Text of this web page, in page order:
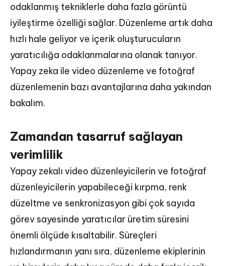
odaklanmış tekniklerle daha fazla görüntü
iyileştirme özelliği sağlar. Düzenleme artık daha
hızlı hale geliyor ve içerik oluşturucuların
yaratıcılığa odaklanmalarına olanak tanıyor.
Yapay zeka ile video düzenleme ve fotoğraf
düzenlemenin bazı avantajlarına daha yakından
bakalım.
Zamandan tasarruf sağlayan
verimlilik
Yapay zekalı video düzenleyicilerin ve fotoğraf
düzenleyicilerin yapabileceği kırpma, renk
düzeltme ve senkronizasyon gibi çok sayıda
görev sayesinde yaratıcılar üretim süresini
önemli ölçüde kısaltabilir. Süreçleri
hızlandırmanın yanı sıra, düzenleme ekiplerinin